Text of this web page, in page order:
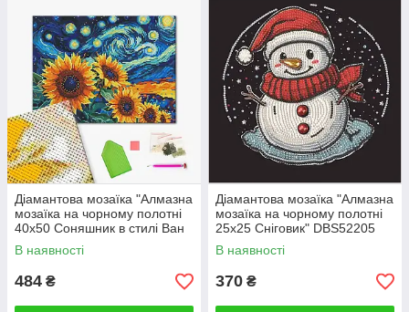
Діамантова мозаїка "Алмазна
мозаїка на чорному полотні
40х50 Соняшник в стилі Ван
Гога" DBS54012 40×50 см
В наявності
484 ₴
Діамантова мозаїка "Алмазна
мозаїка на чорному полотні
25х25 Сніговик" DBS52205
25X25
В наявності
370 ₴